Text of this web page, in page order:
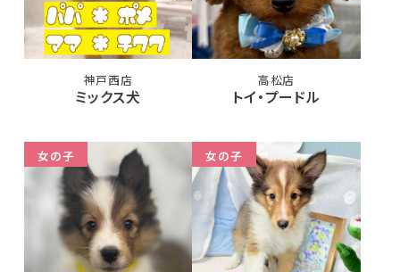
神戸西店
ミックス犬
高松店
トイ・プードル
女の子 女の子